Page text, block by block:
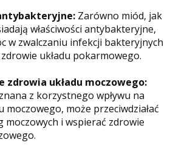
Zarówno miód, jak
właściwości antybakteryjne,
w zwalczaniu infekcji bakteryjnych
układu pokarmowego.
zdrowia układu moczowego:
z korzystnego wpływu na
moczowego, może przeciwdziałać
moczowych i wspierać zdrowie